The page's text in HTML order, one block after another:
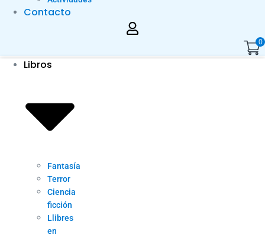
Contacto
0
Libros
Fantasía
Terror
Ciencia
ficción
Llibres
en